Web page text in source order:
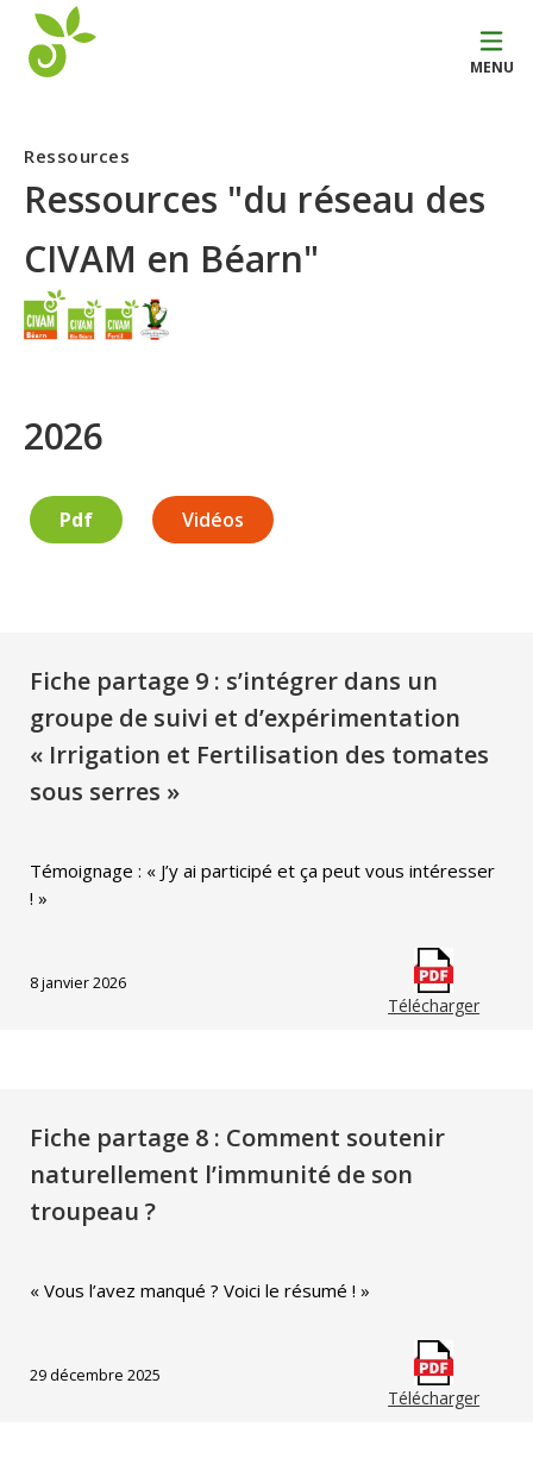
MENU
Ressources
Ressources "du réseau des
CIVAM en Béarn"
2026
Pdf Vidéos
Fiche partage 9 : s’intégrer dans un
groupe de suivi et d’expérimentation
« Irrigation et Fertilisation des tomates
sous serres »
Témoignage : « J’y ai participé et ça peut vous intéresser
! »
8 janvier 2026
Télécharger
Fiche partage 8 : Comment soutenir
naturellement l’immunité de son
troupeau ?
« Vous l’avez manqué ? Voici le résumé ! »
29 décembre 2025
Télécharger